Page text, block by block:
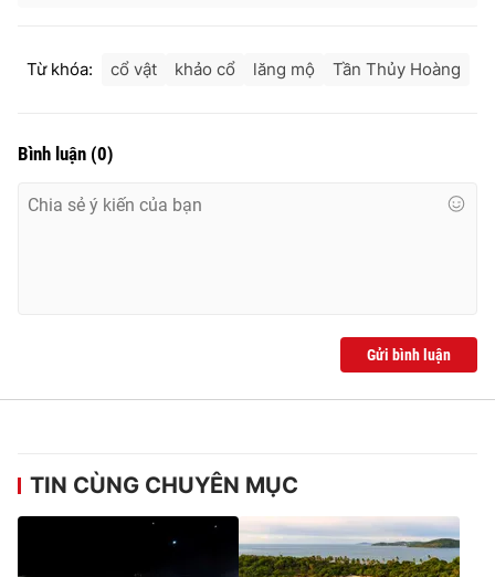
Từ khóa: cổ vật khảo cổ lăng mộ Tần Thủy Hoàng
Bình luận (0)
Gửi bình luận
TIN CÙNG CHUYÊN MỤC